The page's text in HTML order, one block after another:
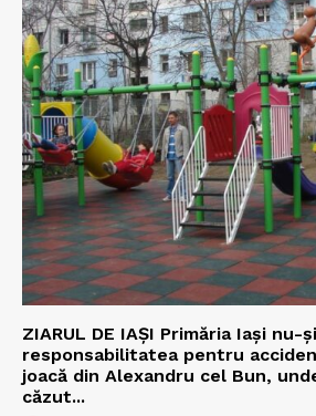
ZIARUL DE IAȘI Primăria Iași nu-
responsabilitatea pentru
joacă din Alexandru cel Bun,
căzut...